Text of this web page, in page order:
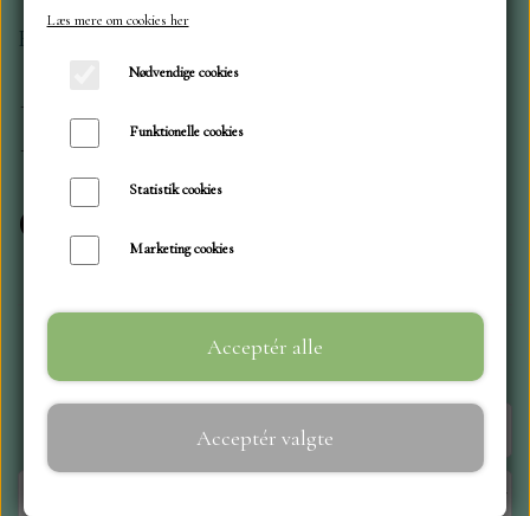
OM OS
KONTAKT
WEBSHOP
REPRINT
Forside
Elizabeth Craft
design
Forrige side Side 1 / 2
Læs mere om cookies her
Nødvendige cookies
Funktionelle cookies
Statistik cookies
Marketing cookies
Acceptér alle
Acceptér valgte